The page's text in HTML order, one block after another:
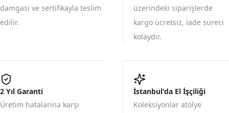
damgası ve sertifikayla teslim
edilir.
üzerindeki siparişlerde
kargo ücretsiz, iade süreci
kolaydır.
2 Yıl Garanti
Üretim hatalarına karşı
İstanbul'da El İşçiliği
Koleksiyonlar atölye